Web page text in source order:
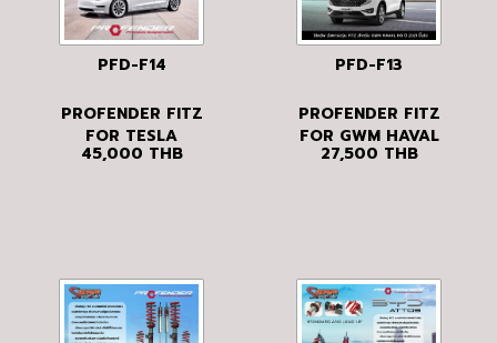
PFD-F14
PROFENDER FITZ
FOR TESLA
MODEL 3
45,000 THB
PFD-F13
PROFENDER FITZ
FOR GWM HAVAL
H6 ปี 2021 ขึ้นไป
27,500 THB